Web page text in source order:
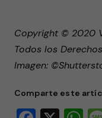
Copyright © 2020
Todos los
Imagen:
Comparte este